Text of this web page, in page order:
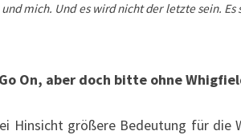
DANGEROUS…"
mich. Und es wird nicht der letzte sein.
On, aber doch bitte ohne
Hinsicht größere Bedeutung für die